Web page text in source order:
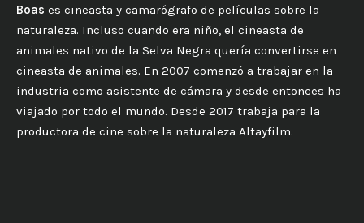
Boas es cineasta y camarógrafo de películas sobre la
naturaleza. Incluso cuando era niño, el cineasta de
animales nativo de la Selva Negra quería convertirse en
cineasta de animales. En 2007 comenzó a trabajar en la
industria como asistente de cámara y desde entonces ha
viajado por todo el mundo. Desde 2017 trabaja para la
productora de cine sobre la naturaleza Altayfilm.